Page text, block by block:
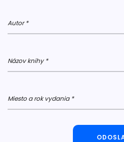
Autor *
Názov knihy *
Miesto a rok vydania *